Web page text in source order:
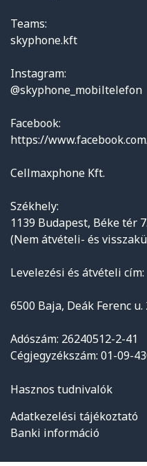
Teams:
skyphone.kft
Instagram:
@skyphone_mobiltelefon
Facebook:
https://
Cellmaxphone Kft.
Székhely:
1139 Budapest, Béke tér
(Nem átvételi- és
Levelezési és átvételi cím:
6500 Baja, Deák Ferenc u.
Adószám: 26240512-2-41
Cégjegyzékszám: 01-09-
Hasznos tudnivalók
Adatkezelési tájékoztató
Banki információ